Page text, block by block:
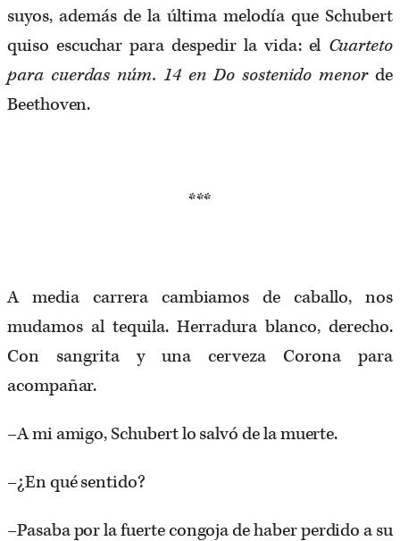
suyos, además de la última melodía que Schubert
quiso escuchar para despedir la vida: el Cuarteto
para cuerdas núm. 14 en Do sostenido menorde
Beethoven.
***
A media carrera cambiamos de caballo, nos
mudamos al tequila. Herradura blanco, derecho.
Con sangrita y una cerveza Corona para
acompañar.
–A mi amigo, Schubert lo salvó de la muerte.
–¿En qué sentido?
–Pasaba por la fuerte congoja de haber perdido a su